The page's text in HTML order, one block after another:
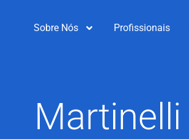
Sobre Nós Profissionais
Martinelli